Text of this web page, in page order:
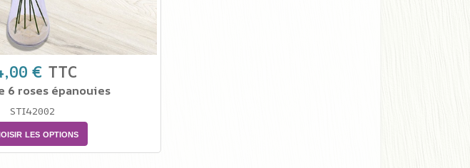
€ TTC
6 roses épanouies
STI42002
les options